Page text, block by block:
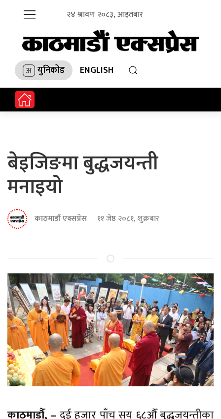
२४ श्रावण २०८३, आइतबार
युनिकोड ENGLISH
बेइजिङमा बुद्धजयन्ती
मनाइयो
काठमाडौं एक्सप्रेस ११ जेष्ठ २०८१, शुक्रबार